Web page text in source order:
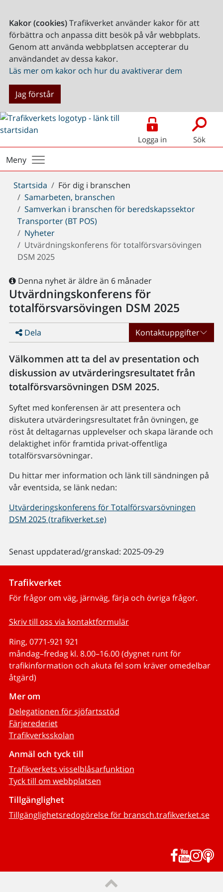
Kakor (cookies)Trafikverket använder kakor för att
förbättra och anpassa ditt besök på vår webbplats.
Genom att använda webbplatsen accepterar du
användandet av dessa kakor.
Läs mer om kakor och hur du avaktiverar dem
Jag förstår
Logga in Sök
Meny
Du
är
här:
Startsida
För dig i branschen
Samarbeten, branschen
Samverkan i branschen för beredskapssektor
Transporter (BT POS)
Nyheter
Utvärdningskonferens för totalförsvarsövingen
DSM 2025
Denna nyhet är äldre än 6 månader
Utvärdningskonferens för
totalförsvarsövingen DSM 2025
Dela Kontaktuppgifter
Välkommen att ta del av presentation och
diskussion av utvärderingsresultatet från
totalförsvarsövningen DSM 2025.
Syftet med konferensen är att presentera och
diskutera utvärderingsresultatet från övningen, ge
röst åt deltagarnas upplevelser och skapa lärande och
delaktighet inför framtida privat-offentliga
totalförsvarsövningar.
Du hittar mer information och länk till sändningen på
vår eventsida, se länk nedan:
Utvärderingskonferens för Totalförsvarsövningen
DSM 2025 (trafikverket.se)
Senast uppdaterad/granskad: 2025-09-29
Trafikverket
För frågor om väg, järnväg, färja och övriga frågor.
Skriv till oss via kontaktformulär
Ring, 0771-921 921
måndag–fredag kl. 8.00–16.00 (dygnet runt för
trafikinformation och akuta fel som kräver omedelbar
åtgärd)
Mer om
Delegationen för sjöfartsstöd
Färjerederiet
Trafikverksskolan
Anmäl och tyck till
Trafikverkets visselblåsarfunktion
Tyck till om webbplatsen
Tillgänglighet
Tillgänglighetsredogörelse för bransch.trafikverket.se
Facebook
YouTube